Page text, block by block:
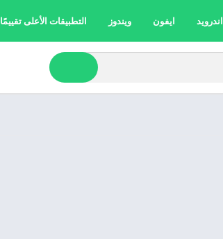
اندرويد ايفون ويندوز التطبيقات الأعلى تقييمًا